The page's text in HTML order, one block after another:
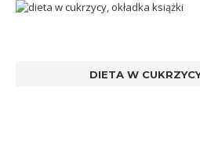
DIETA W